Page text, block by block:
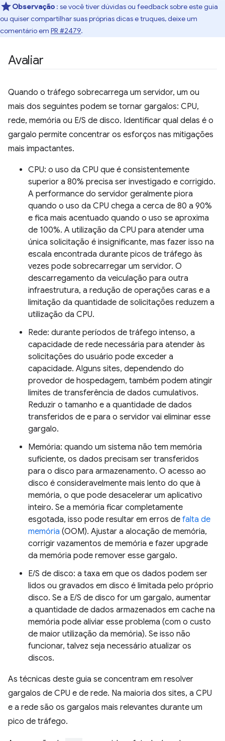
Observação : se você tiver dúvidas ou feedback sobre este guia
ou quiser compartilhar suas próprias dicas e truques, deixe um
comentário em PR #2479.
Avaliar
Quando o tráfego sobrecarrega um servidor, um ou
mais dos seguintes podem se tornar gargalos: CPU,
rede, memória ou E/S de disco. Identificar qual delas é o
gargalo permite concentrar os esforços nas mitigações
mais impactantes.
CPU: o uso da CPU que é consistentemente
superior a 80% precisa ser investigado e corrigido.
A performance do servidor geralmente piora
quando o uso da CPU chega a cerca de 80 a 90%
e fica mais acentuado quando o uso se aproxima
de 100%. A utilização da CPU para atender uma
única solicitação é insignificante, mas fazer isso na
escala encontrada durante picos de tráfego às
vezes pode sobrecarregar um servidor. O
descarregamento da veiculação para outra
infraestrutura, a redução de operações caras e a
limitação da quantidade de solicitações reduzem a
utilização da CPU.
Rede: durante períodos de tráfego intenso, a
capacidade de rede necessária para atender às
solicitações do usuário pode exceder a
capacidade. Alguns sites, dependendo do
provedor de hospedagem, também podem atingir
limites de transferência de dados cumulativos.
Reduzir o tamanho e a quantidade de dados
transferidos de e para o servidor vai eliminar esse
gargalo.
Memória: quando um sistema não tem memória
suficiente, os dados precisam ser transferidos
para o disco para armazenamento. O acesso ao
disco é consideravelmente mais lento do que à
memória, o que pode desacelerar um aplicativo
inteiro. Se a memória ficar completamente
esgotada, isso pode resultar em erros de falta de
memória (OOM). Ajustar a alocação de memória,
corrigir vazamentos de memória e fazer upgrade
da memória pode remover esse gargalo.
E/S de disco: a taxa em que os dados podem ser
lidos ou gravados em disco é limitada pelo próprio
disco. Se a E/S de disco for um gargalo, aumentar
a quantidade de dados armazenados em cache na
memória pode aliviar esse problema (com o custo
de maior utilização da memória). Se isso não
funcionar, talvez seja necessário atualizar os
discos.
As técnicas deste guia se concentram em resolver
gargalos de CPU e de rede. Na maioria dos sites, a CPU
e a rede são os gargalos mais relevantes durante um
pico de tráfego.